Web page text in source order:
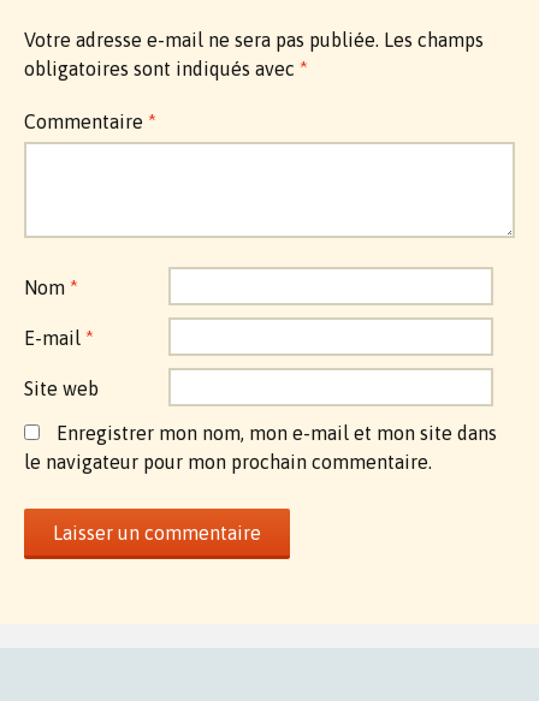
Votre adresse e-mail ne sera pas publiée. Les champs
obligatoires sont indiqués avec *
Commentaire *
Nom *
E-mail *
Site web
Enregistrer mon nom, mon e-mail et mon site dans
le navigateur pour mon prochain commentaire.